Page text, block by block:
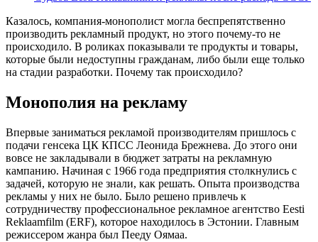
Казалось, компания-монополист могла беспрепятственно
производить рекламный продукт, но этого почему-то не
происходило. В роликах показывали те продукты и товары,
которые были недоступны гражданам, либо были еще только
на стадии разработки. Почему так происходило?
Монополия на рекламу
Впервые заниматься рекламой производителям пришлось с
подачи генсека ЦК КПСС Леонида Брежнева. До этого они
вовсе не закладывали в бюджет затраты на рекламную
кампанию. Начиная с 1966 года предприятия столкнулись с
задачей, которую не знали, как решать. Опыта производства
рекламы у них не было. Было решено привлечь к
сотрудничеству профессиональное рекламное агентство Eesti
Reklaamfilm (ERF), которое находилось в Эстонии. Главным
режиссером жанра был Пееду Оямаа.